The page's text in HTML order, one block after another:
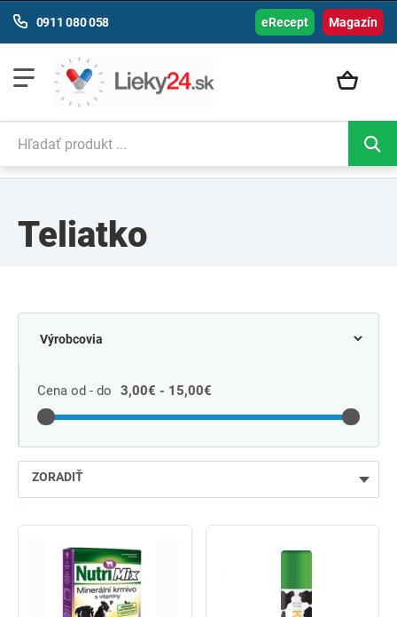
Magazín
0911 080 058 eRecept
Teliatko
Cena od - do 3,00€ - 15,00€
ZORADIŤ